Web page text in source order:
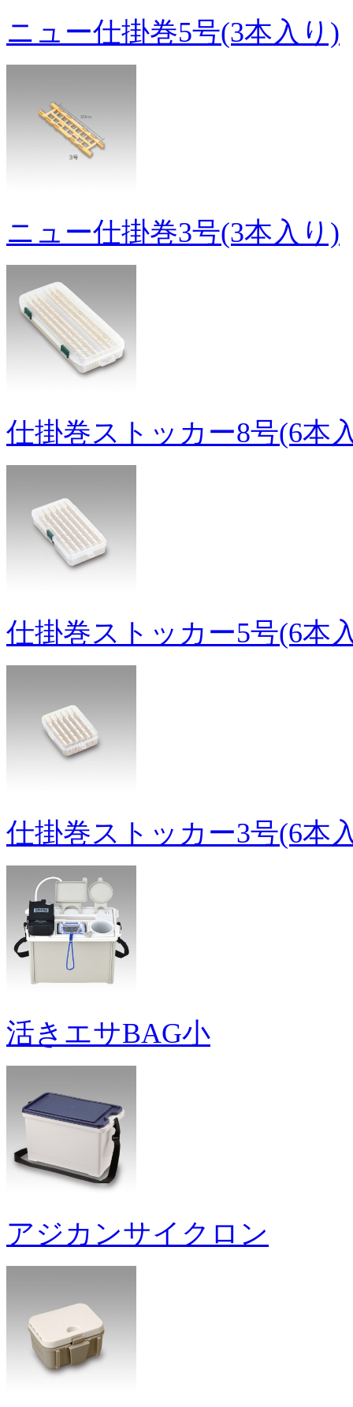
ニュー仕掛巻5号(3本入り)
ニュー仕掛巻3号(3本入り)
仕掛巻ストッカー8号(6本
仕掛巻ストッカー5号(6本
仕掛巻ストッカー3号(6本
活きエサBAG小
アジカンサイクロン